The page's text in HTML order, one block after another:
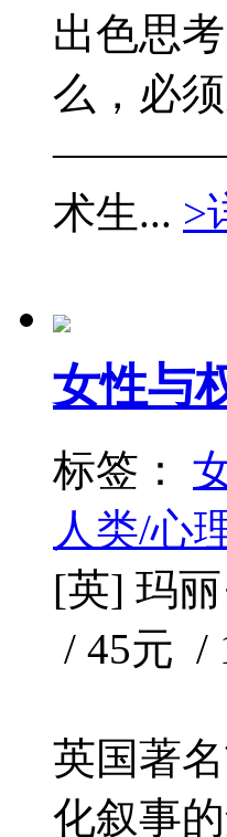
出色思
么，必
术生... >
女性与
标签：
人类/心
[英] 玛
/ 45元 /
英国著
化叙事